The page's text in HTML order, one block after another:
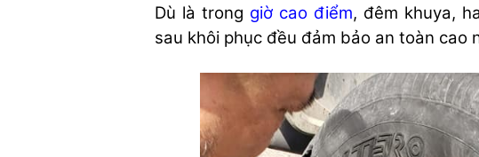
Dù là trong giờ cao điểm, đêm khuya,
sau khôi phục đều đảm bảo an toàn cao